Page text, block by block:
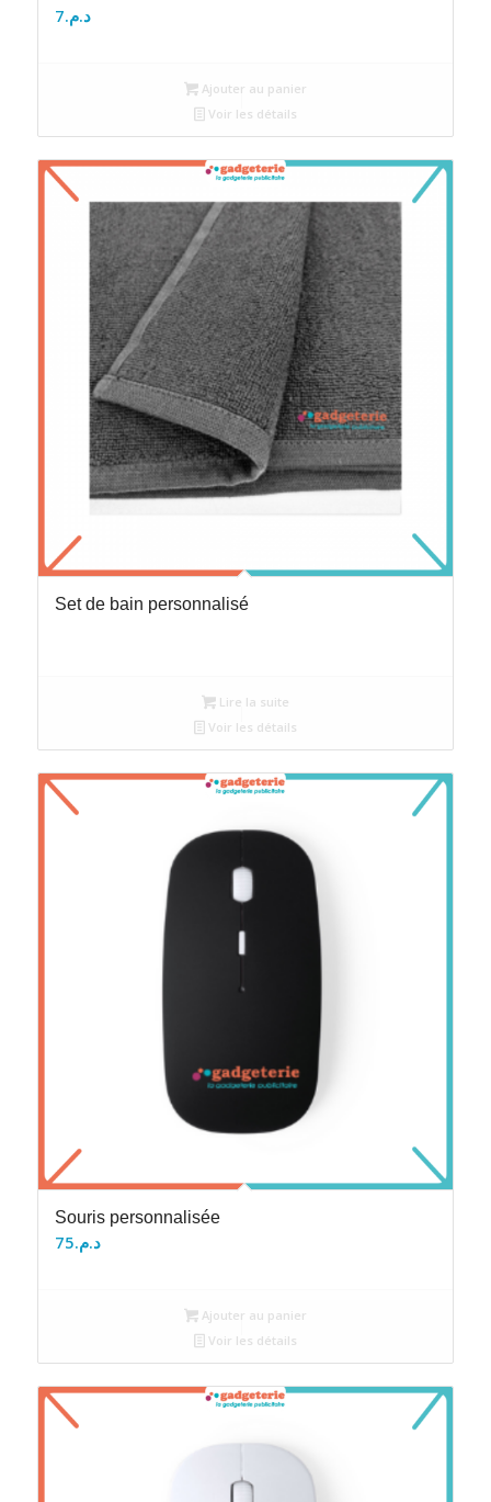
د.م.7
Ajouter au panier
Voir les détails
Set de bain personnalisé
Lire la suite
Voir les détails
Souris personnalisée
د.م.75
Ajouter au panier
Voir les détails